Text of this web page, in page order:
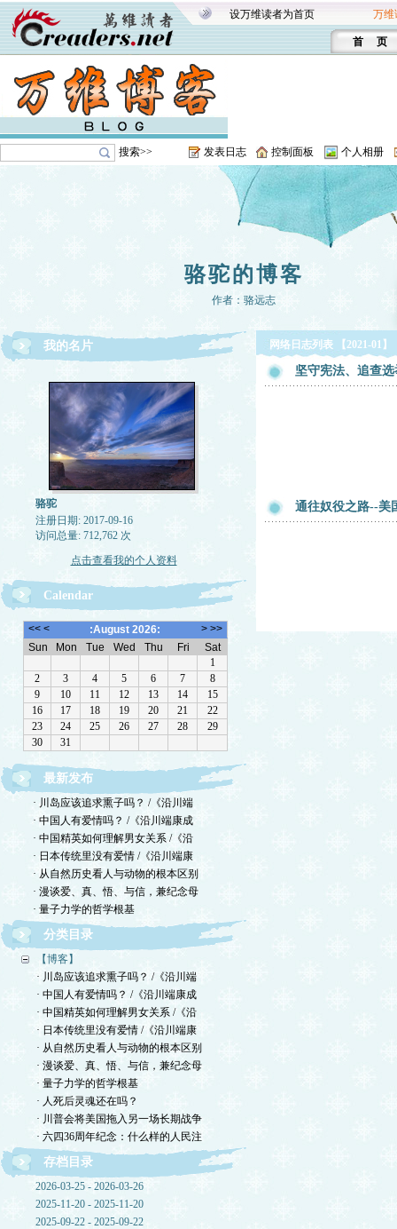
设万维读者为首页 万维
首 页
搜索>> 发表日志 控制面板 个人相册
骆驼的博客
作者：骆远志
我的名片
骆驼
注册日期: 2017-09-16
访问总量: 712,762 次
点击查看我的个人资料
Calendar
最新发布
· 川岛应该追求熏子吗？ /《沿川端
· 中国人有爱情吗？ /《沿川端康成
· 中国精英如何理解男女关系 /《沿
· 日本传统里没有爱情 /《沿川端康
· 从自然历史看人与动物的根本区别
· 漫谈爱、真、悟、与信，兼纪念母
· 量子力学的哲学根基
分类目录
【博客】
· 川岛应该追求熏子吗？ /《沿川端
· 中国人有爱情吗？ /《沿川端康成
· 中国精英如何理解男女关系 /《沿
· 日本传统里没有爱情 /《沿川端康
· 从自然历史看人与动物的根本区别
· 漫谈爱、真、悟、与信，兼纪念母
· 量子力学的哲学根基
· 人死后灵魂还在吗？
· 川普会将美国拖入另一场长期战争
· 六四36周年纪念：什么样的人民注
存档目录
2026-03-25 - 2026-03-26
2025-11-20 - 2025-11-20
2025-09-22 - 2025-09-22
网络日志列表 【2021-01】
坚守宪法、追查
通往奴役之路--美